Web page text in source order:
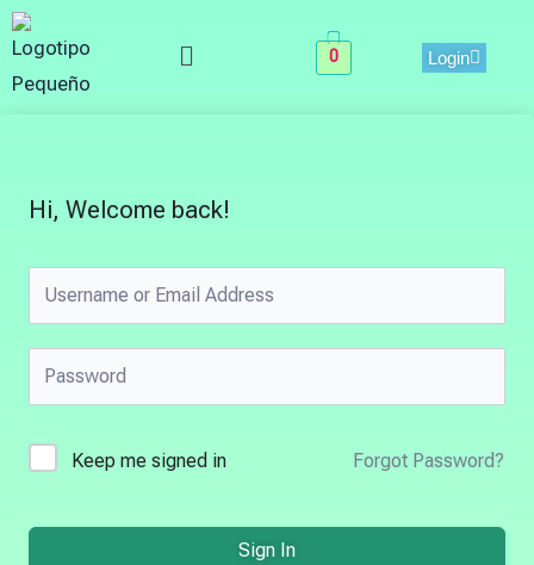
Skip
to
content
Menu 0 Login
Hi, Welcome back!
Keep me signed in Forgot Password?
Sign In